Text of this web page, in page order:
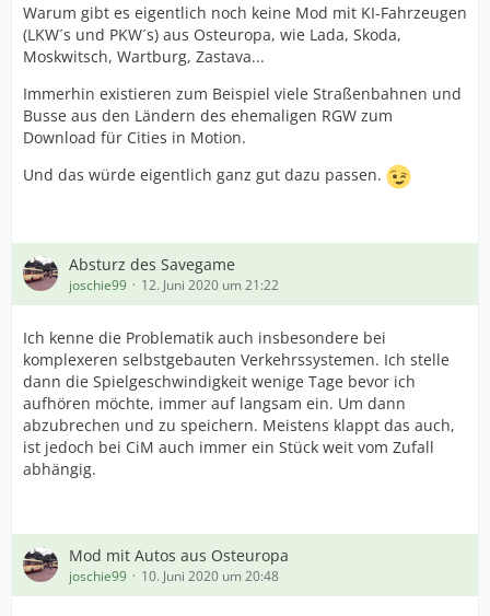
Warum gibt es eigentlich noch keine Mod mit KI-Fahrzeugen
(LKW´s und PKW´s) aus Osteuropa, wie Lada, Skoda,
Moskwitsch, Wartburg, Zastava...
Immerhin existieren zum Beispiel viele Straßenbahnen und
Busse aus den Ländern des ehemaligen RGW zum
Download für Cities in Motion.
Und das würde eigentlich ganz gut dazu passen.
Absturz des Savegame
joschie99 12. Juni 2020 um 21:22
Ich kenne die Problematik auch insbesondere bei
komplexeren selbstgebauten Verkehrssystemen. Ich stelle
dann die Spielgeschwindigkeit wenige Tage bevor ich
aufhören möchte, immer auf langsam ein. Um dann
abzubrechen und zu speichern. Meistens klappt das auch,
ist jedoch bei CiM auch immer ein Stück weit vom Zufall
abhängig.
Mod mit Autos aus Osteuropa
joschie99 10. Juni 2020 um 20:48